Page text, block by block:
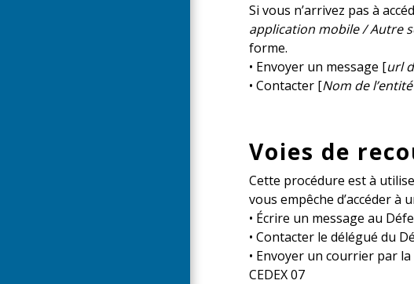
Si vous n’arrivez pas à
application mobile / Autre
forme.
• Envoyer un message [url
• Contacter [Nom de
Voies de
Cette procédure est à
vous empêche d’accéder
• Écrire un message au
• Contacter le délégué du
• Envoyer un courrier par
CEDEX 07